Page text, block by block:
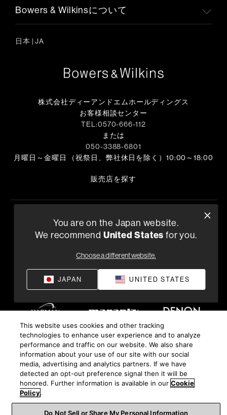
Bowers & Wilkinsについて
日本 | JA
株式会社ディーアンドエムホールディングス
お客様相談センター
TEL:0570-666-112
または
050-3388-6801
月曜日～金曜日 （祝祭日、弊社休日を除く）10:00～18:00
販売店を探す
プライバシーポリシーコンプライアンス供給条件
2026
Harman International Industries, Incorporated 無断転載を禁
You are on the Japan website.
We recommend United States for you.
Choose a different website.
JAPAN UNITED STATES
This website uses cookies and other tracking
technologies to enhance user experience and to analyze
performance and traffic on our website. We also share
information about your use of our site with our social
media, advertising and analytics partners. If we have
detected an opt-out preference signal then it will be
honored. Further information is available in our Cookie
Policy.
Do Not Sell or Share My Personal Information